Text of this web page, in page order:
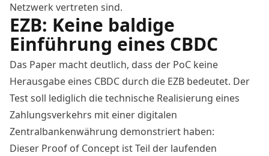
Netzwerk vertreten sind.
EZB: Keine baldige
Einführung eines CBDC
Das Paper macht deutlich, dass der PoC keine
Herausgabe eines CBDC durch die EZB bedeutet. Der
Test soll lediglich die technische Realisierung eines
Zahlungsverkehrs mit einer digitalen
Zentralbankenwährung demonstriert haben:
Dieser Proof of Concept ist Teil der laufenden